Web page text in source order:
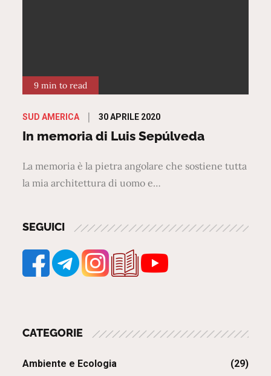
9 min to read
SUD AMERICA
Posted
on
30 APRILE 2020
In memoria di Luis Sepúlveda
La memoria è la pietra angolare che sostiene tutta
la mia architettura di uomo e…
SEGUICI
CATEGORIE
Ambiente e Ecologia (29)